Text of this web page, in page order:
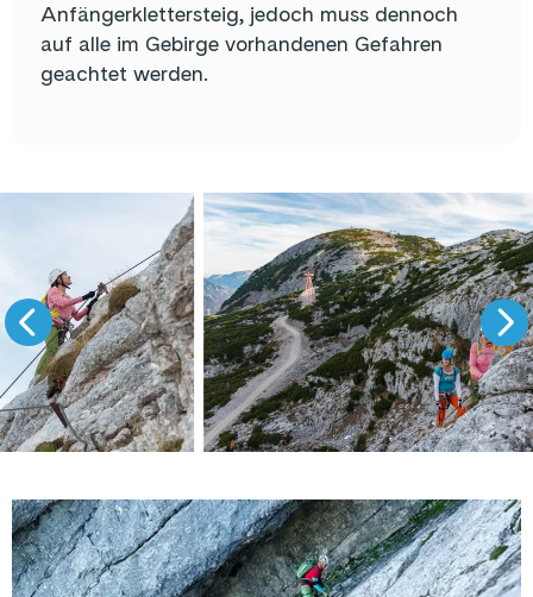
Anfängerklettersteig, jedoch muss dennoch
auf alle im Gebirge vorhandenen Gefahren
geachtet werden.